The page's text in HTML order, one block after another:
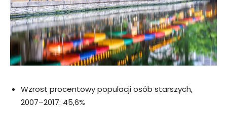
Wzrost procentowy populacji osób starszych,
2007–2017: 45,6%